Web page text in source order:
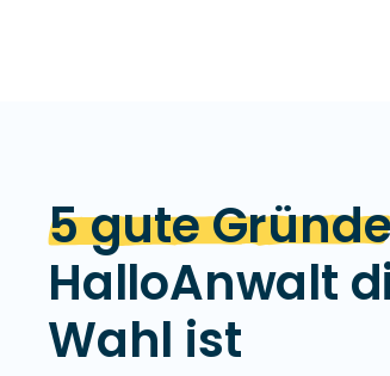
5 gute Gründe
HalloAnwalt
Wahl ist